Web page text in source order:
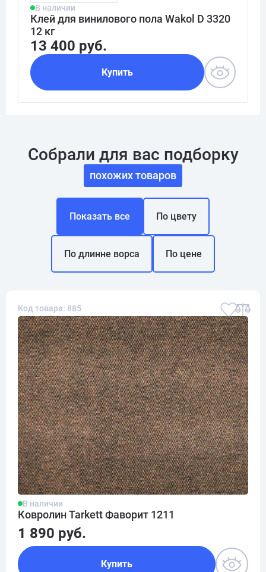
В наличии
Клей для винилового пола Wakol D 3320
12 кг
13 400 руб.
Купить
Собрали для вас подборку
похожих товаров
Показать все По цвету
По длинне ворса По цене
Код товара: 885
В наличии
Ковролин Tarkett Фаворит 1211
1 890 руб.
Купить